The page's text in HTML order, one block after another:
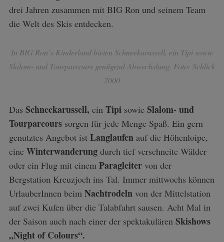
drei Jahren zusammen mit BIG Ron und seinem Team
die Welt des Skis entdecken.
In BIG Ron`s Kinderland bieten Schneekarussell, ein Tipi sowie
Slalom- und Tourparcours genügend Abwechslung. Foto: Schlick
2000
Das Schneekarussell, ein Tipisowie Slalom- und
Tourparcourssorgen für jede Menge Spaß. Ein gern
genutztes Angebot ist Langlaufenauf die Höhenloipe,
eine Winterwanderungdurch tief verschneite Wälder
oder ein Flug mit einem Paragleitervon der
Bergstation Kreuzjoch ins Tal. Immer mittwochs können
UrlauberInnen beim Nachtrodelnvon der Mittelstation
auf zwei Kufen über die Talabfahrt sausen. Acht Mal in
der Saison auch nach einer der spektakulärenSkishows
„Night of Colours“.